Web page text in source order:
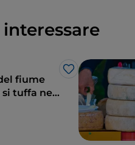
Like
fiume
si tuffa nel